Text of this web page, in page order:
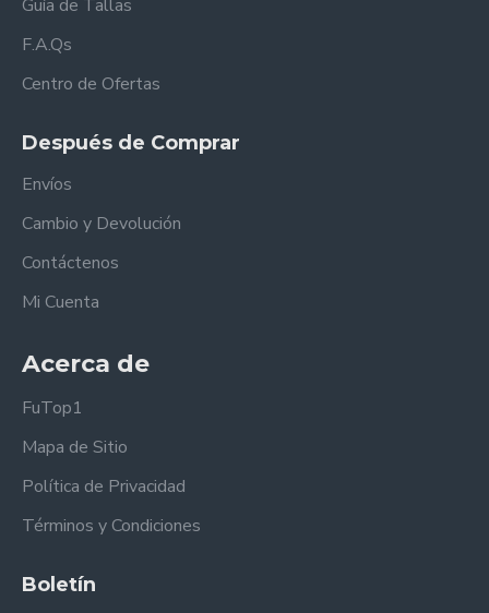
Guía de Tallas
F.A.Qs
Centro de Ofertas
Después de Comprar
Envíos
Cambio y Devolución
Contáctenos
Mi Cuenta
Acerca de
FuTop1
Mapa de Sitio
Política de Privacidad
Términos y Condiciones
Boletín